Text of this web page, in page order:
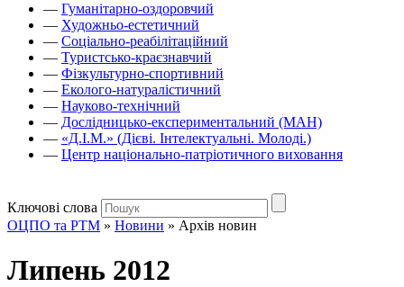
— Гуманітарно-оздоровчий
— Художньо-естетичний
— Соціально-реабілітаційний
— Туристсько-краєзнавчий
— Фізкультурно-спортивний
— Еколого-натуралістичний
— Науково-технічний
— Дослідницько-експериментальний (МАН)
— «Д.І.М.» (Дієві. Інтелектуальні. Молоді.)
— Центр національно-патріотичного виховання
Ключові слова
ОЦПО та РТМ » Новини » Архів новин
Липень 2012